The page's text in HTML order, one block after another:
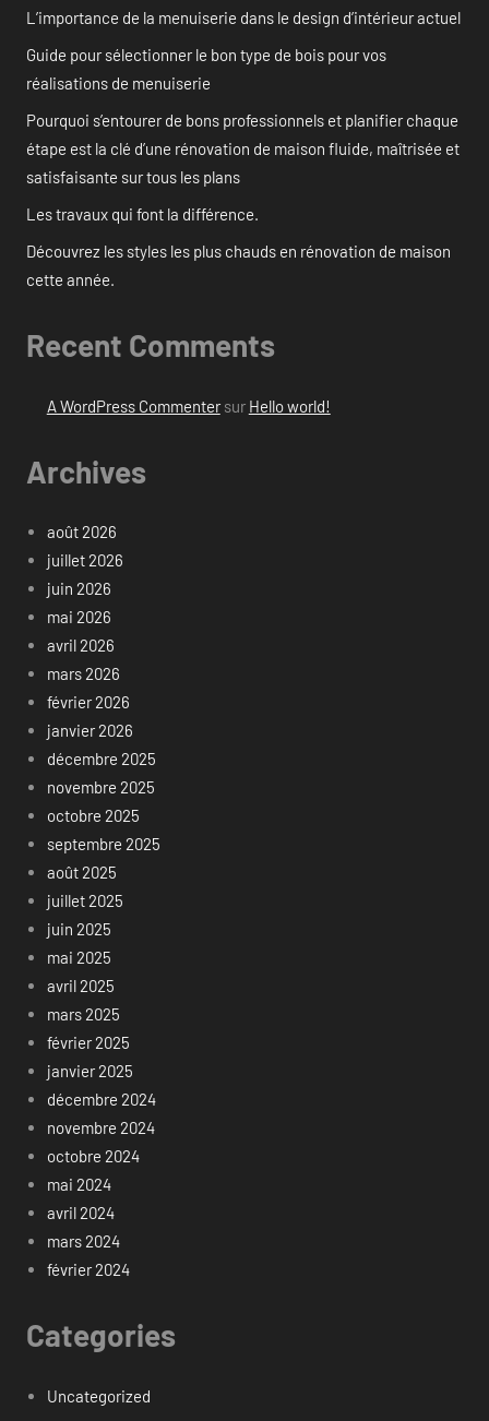
L’importance de la menuiserie dans le design d’intérieur actuel
Guide pour sélectionner le bon type de bois pour vos
réalisations de menuiserie
Pourquoi s’entourer de bons professionnels et planifier chaque
étape est la clé d’une rénovation de maison fluide, maîtrisée et
satisfaisante sur tous les plans
Les travaux qui font la différence.
Découvrez les styles les plus chauds en rénovation de maison
cette année.
Recent Comments
A WordPress Commentersur Hello world!
Archives
août 2026
juillet 2026
juin 2026
mai 2026
avril 2026
mars 2026
février 2026
janvier 2026
décembre 2025
novembre 2025
octobre 2025
septembre 2025
août 2025
juillet 2025
juin 2025
mai 2025
avril 2025
mars 2025
février 2025
janvier 2025
décembre 2024
novembre 2024
octobre 2024
mai 2024
avril 2024
mars 2024
février 2024
Categories
Uncategorized